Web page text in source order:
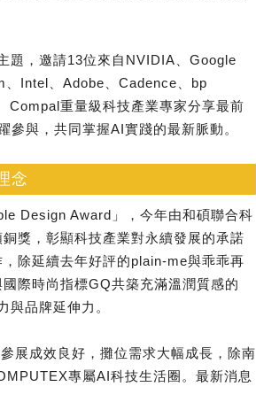
題，邀請13位來自NVIDIA、Google
Intel、Adobe、Cadence、bp
重量級科技產業專家分享最前
與，共同掌握AI實踐的最新脈動。
念
Design Award」，今年由和碩聯合科
獎，彰顯科技產業對永續發展的承諾
除延續去年好評的plain-me與乖乖再
際時尚指標GQ共築充滿溫潤質感的
品牌延伸力。
展成效良好，攤位需求大幅成長，除南
專屬AI科技生活圈。最新消息